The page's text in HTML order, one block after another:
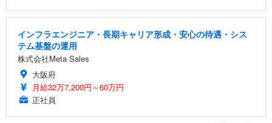
インフラエンジニア・長期キャリア形成・安心の待遇・シス
テム基盤の運用
株式会社Meta Sales
大阪府
月給32万7,200円～60万円
正社員